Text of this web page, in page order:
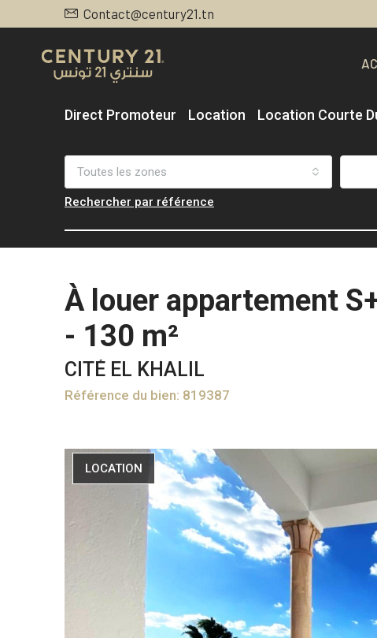
Contact@century21.tn
Direct Promoteur Location Location Courte
Toutes les zones
Rechercher par référence
À louer appartement
- 130 m²
CITÉ EL KHALIL
Référence du bien: 819387
LOCATION